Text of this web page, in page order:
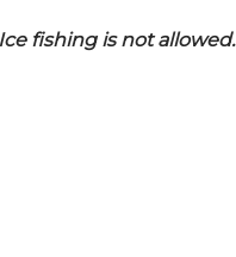
Ice fishing is not allowed.